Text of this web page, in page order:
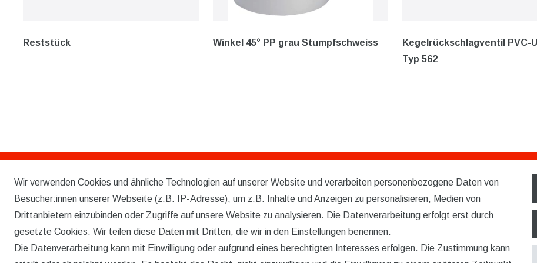
Reststück Winkel 45° PP grau Stumpfschweiss
Kegelrückschlagventil PVC-
Typ 562
AGB
WIDERRUFSRECHT
IMPRESSUM
Service
KONTAKT
VERSAND
Wir verwenden Cookies und ähnliche Technologien auf unserer Website und verarbeiten personenbezogene Daten von
Besucher:innen unserer Webseite (z.B. IP-Adresse), um z.B. Inhalte und Anzeigen zu personalisieren, Medien von
Drittanbietern einzubinden oder Zugriffe auf unsere Website zu analysieren. Die Datenverarbeitung erfolgt erst durch
gesetzte Cookies. Wir teilen diese Daten mit Dritten, die wir in den Einstellungen benennen.
Die Datenverarbeitung kann mit Einwilligung oder aufgrund eines berechtigten Interesses erfolgen. Die Zustimmung kann